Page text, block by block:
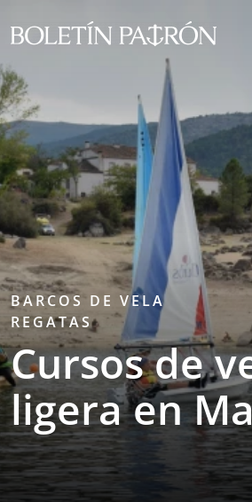
BARCOS DE VELA
REGATAS
Cursos de
ligera en